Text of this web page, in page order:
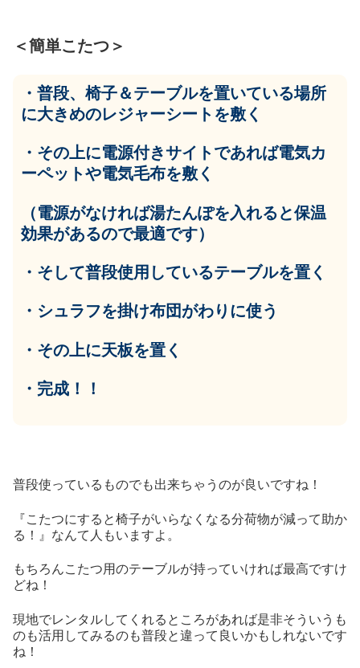
＜簡単こたつ＞
・普段、椅子＆テーブルを置いている場所
に大きめのレジャーシートを敷く
・その上に電源付きサイトであれば電気カ
ーペットや電気毛布を敷く
（電源がなければ湯たんぽを入れると保温
効果があるので最適です）
・そして普段使用しているテーブルを置く
・シュラフを掛け布団がわりに使う
・その上に天板を置く
・完成！！
普段使っているものでも出来ちゃうのが良いですね！
『こたつにすると椅子がいらなくなる分荷物が減って助か
る！』なんて人もいますよ。
もちろんこたつ用のテーブルが持っていければ最高ですけ
どね！
現地でレンタルしてくれるところがあれば是非そういうも
のも活用してみるのも普段と違って良いかもしれないです
ね！